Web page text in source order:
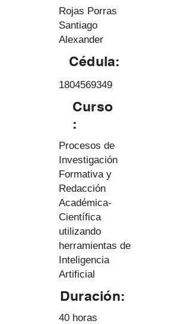
Rojas Porras
Santiago
Alexander
Cédula:
1804569349
Curso
:
Procesos de
Investigación
Formativa y
Redacción
Académica-
Científica
utilizando
herramientas de
Inteligencia
Artificial
Duración:
40 horas